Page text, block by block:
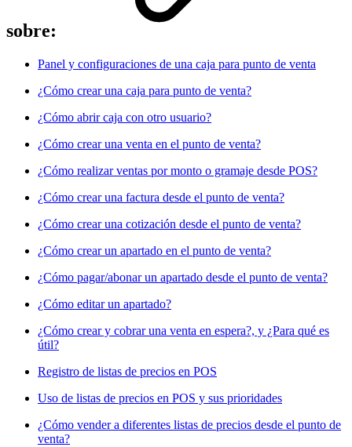
sobre:
Panel y configuraciones de una caja para punto de venta
¿Cómo crear una caja para punto de venta?
¿Cómo abrir caja con otro usuario?
¿Cómo crear una venta en el punto de venta?
¿Cómo realizar ventas por monto o gramaje desde POS?
¿Cómo crear una factura desde el punto de venta?
¿Cómo crear una cotización desde el punto de venta?
¿Cómo crear un apartado en el punto de venta?
¿Cómo pagar/abonar un apartado desde el punto de venta?
¿Cómo editar un apartado?
¿Cómo crear y cobrar una venta en espera?, y ¿Para qué es
útil?
Registro de listas de precios en POS
Uso de listas de precios en POS y sus prioridades
¿Cómo vender a diferentes listas de precios desde el punto de
venta?